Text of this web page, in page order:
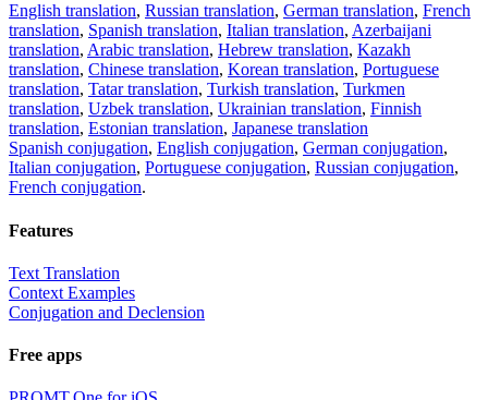
English translation, Russian translation, German translation, French
translation, Spanish translation, Italian translation, Azerbaijani
translation, Arabic translation, Hebrew translation, Kazakh
translation, Chinese translation, Korean translation, Portuguese
translation, Tatar translation, Turkish translation, Turkmen
translation, Uzbek translation, Ukrainian translation, Finnish
translation, Estonian translation, Japanese translation
Spanish conjugation, English conjugation, German conjugation,
Italian conjugation, Portuguese conjugation, Russian conjugation,
French conjugation.
Features
Text Translation
Context Examples
Conjugation and Declension
Free apps